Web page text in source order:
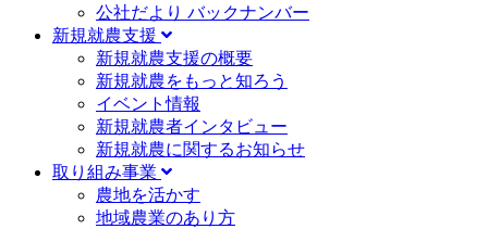
公社だより バックナンバー
新規就農支援
新規就農支援の概要
新規就農をもっと知ろう
イベント情報
新規就農者インタビュー
新規就農に関するお知らせ
取り組み事業
農地を活かす
地域農業のあり方